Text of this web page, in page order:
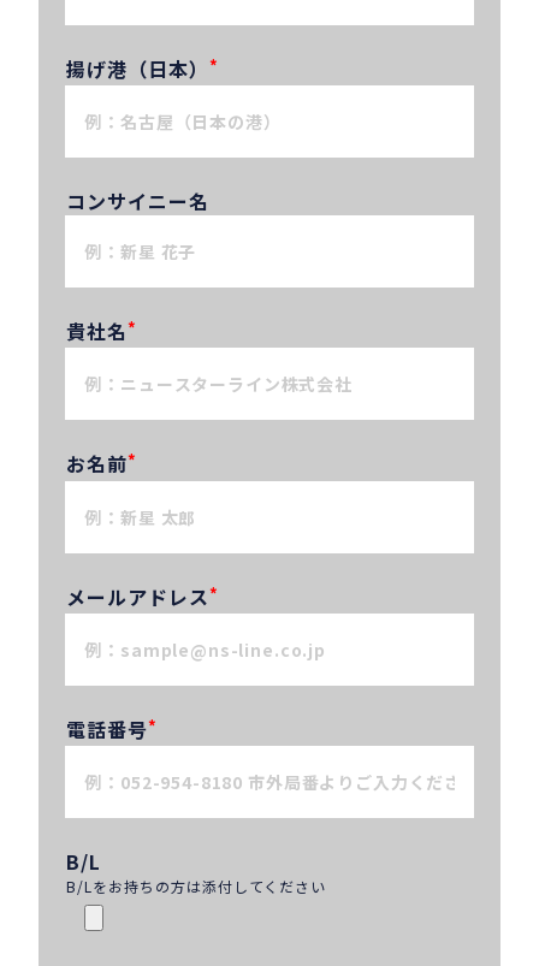
揚げ港（日本） *
コンサイニー名
貴社名*
お名前*
メールアドレス*
電話番号*
B/L
B/Lをお持ちの方は添付してください